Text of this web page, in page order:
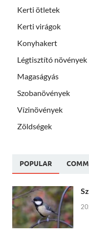
Kerti ötletek
Kerti virágok
Konyhakert
Légtisztító növények
Magaságyás
Szobanövények
Vízinövények
Zöldségek
POPULAR